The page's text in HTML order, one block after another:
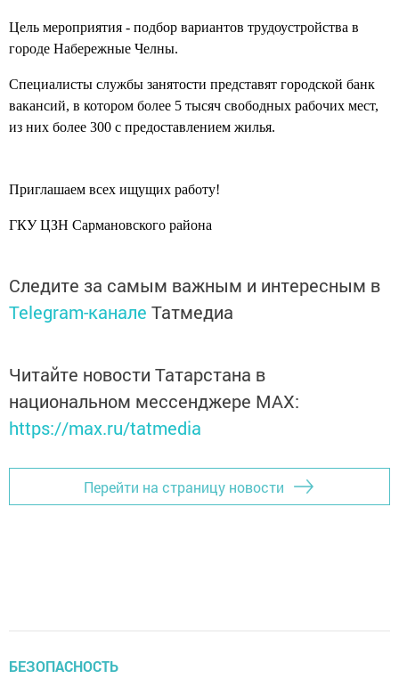
Цель мероприятия - подбор вариантов трудоустройства в
городе Набережные Челны.
Специалисты службы занятости представят городской банк
вакансий, в котором более 5 тысяч свободных рабочих мест,
из них более 300 с предоставлением жилья.
Приглашаем всех ищущих работу!
ГКУ ЦЗН Сармановского района
Следите за самым важным и интересным в
Telegram-канале Татмедиа
Читайте новости Татарстана в
национальном мессенджере MАХ:
https://max.ru/tatmedia
Перейти на страницу новости
БЕЗОПАСНОСТЬ